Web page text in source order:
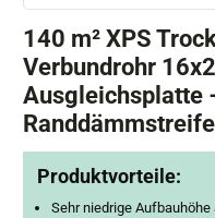
140 m² XPS
Verbundrohr
Ausgleichsplatte
Produktvorteile:
Sehr niedrige Aufbauhöhe